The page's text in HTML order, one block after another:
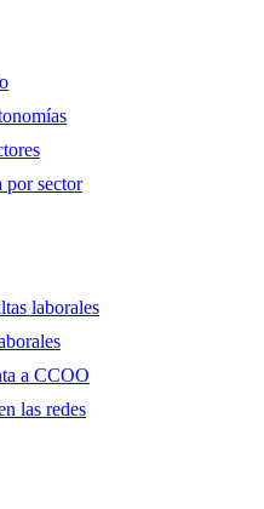
por sector
laborales
a CCOO
las redes